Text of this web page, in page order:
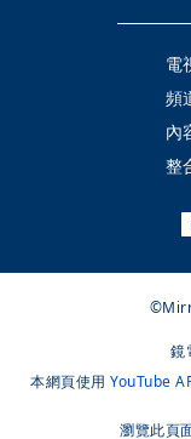
電
頻
內
整
鏡
本網頁使用 YouTube
瀏覽此頁